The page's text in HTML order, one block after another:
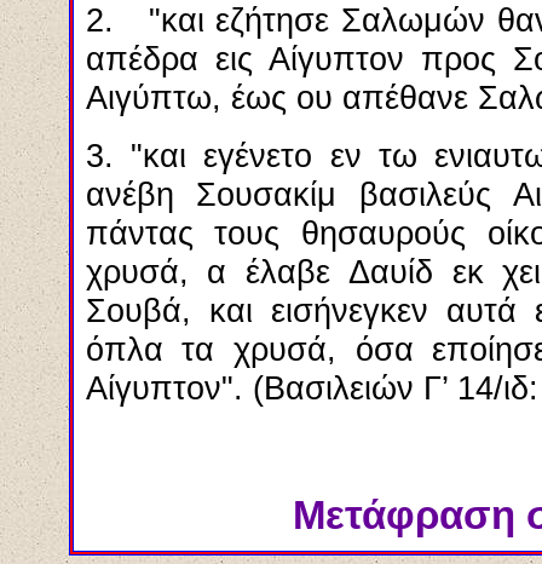
2.
"και εζήτησε Σαλωμών
απέδρα εις Αίγυπτον προς
Αιγύπτω, έως ου απέθανε
3. "και εγένετο εν τω
ανέβη Σουσακίμ βασιλεύς
πάντας τους θησαυρούς
χρυσά, α έλαβε Δαυίδ εκ
Σουβά, και εισήνεγκεν
όπλα τα χρυσά, όσα
Αίγυπτον". (Βασιλειών Γ’ 14/ιδ:
Μετάφραση